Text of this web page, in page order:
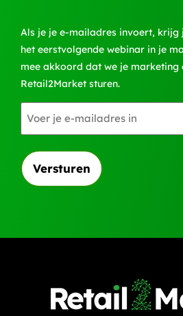
Als je je e-mailadres invoert,
het eerstvolgende webinar in je
mee akkoord dat we je marketing
Retail2Market sturen.
mailadres